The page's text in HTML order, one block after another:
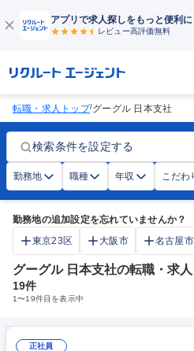
アプリで求人探しをもっと便利に
レビュー高評価無料
転職・求人トップ/グーグル 日本支社
検索条件を設定する
勤務地 職種 年収 こだわ
勤務地の追加設定を忘れていませんか？
東京23区
大阪市 名古屋市
グーグル 日本支社の転職・求
19件
1〜19件目を表示中
正社員